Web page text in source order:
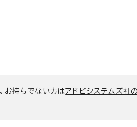
お持ちでない方はアドビシステムズ社